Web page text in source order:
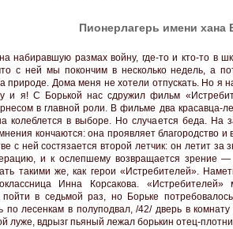
Пионерлагерь имени хана
набиравшую размах войну, где-то и кто-то в
с ней мы покончим в несколько недель, а
природе. Дома меня не хотели отпускать. Но я
и я! С Борькой нас сдружил фильм
в главной роли. В фильме два красавца-
колеблется в выборе. Но случается беда. На
кончаются: она проявляет благородство и
с ней состязается второй летчик: он летит
и к ослепшему возвращается зрение
такими же, как герои «Истребителей».
Инна Корсакова.
пойти в седьмой раз, но Борьке
по лесенкам в полуподвал, /42/ дверь в
луже, вдрызг пьяный лежал борькин отец-